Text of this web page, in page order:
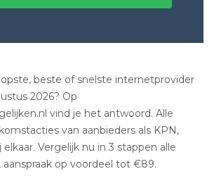
beste of snelste internetprovider
2026? Op
vind je het antwoord. Alle
van aanbieders als KPN,
elkaar. Vergelijk nu in 3 stappen alle
op voordeel tot €89.